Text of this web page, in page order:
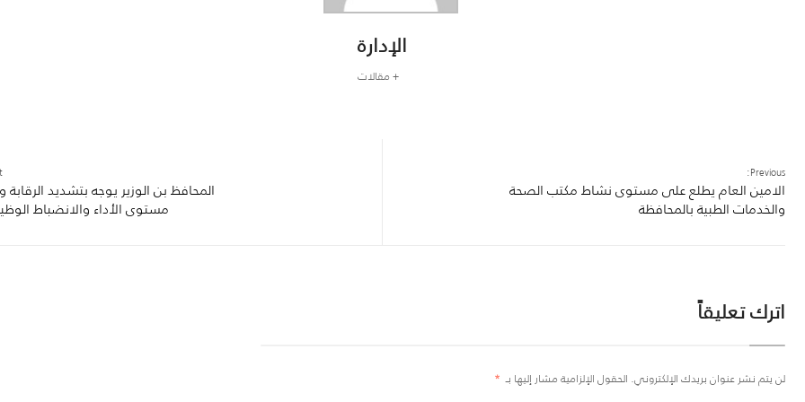
الإدارة
+ مقالات
Previous:
الامين العام يطلع على مستوى نشاط مكتب الصحة
والخدمات الطبية بالمحافظة
المحافظ بن الوزير يوجه بتشديد الرقابة
مستوى الأداء والانضباط
اترك تعليقاً
لن يتم نشر عنوان بريدك الإلكتروني. الحقول الإلزامية مشار إليها بـ *